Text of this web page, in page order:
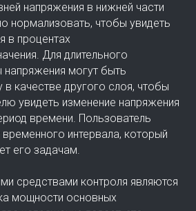
платформу для объединения
элементов управления в одной
географической карты обычно
нижний уровень.
добавить градиентную заливку
напряжения («островки»
для областей высокого
соответственно).
слой датчиков и гистограмм.
узлов на карте,
напряжения в нижней части